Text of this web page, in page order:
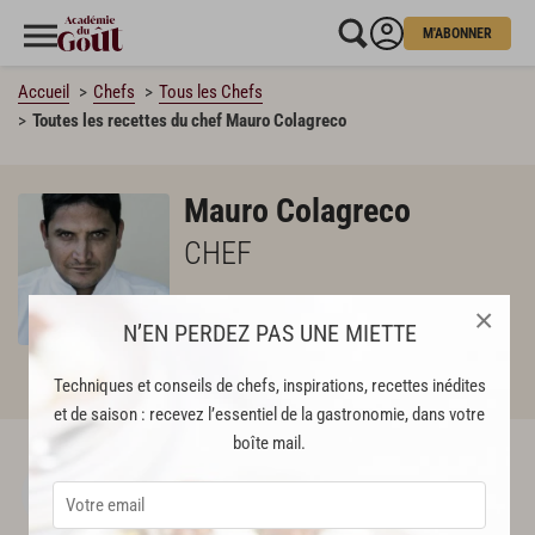
N’EN PERDEZ PAS UNE MIETTE
Techniques et conseils de chefs, inspirations, recettes inédites
et de saison : recevez l’essentiel de la gastronomie, dans votre
boîte mail.
×
M'ABONNER
Accueil Chefs
Tous les Chefs
Toutes les recettes du chef Mauro Colagreco
Mauro Colagreco
CHEF
ABONNÉS
Didier Jannetta